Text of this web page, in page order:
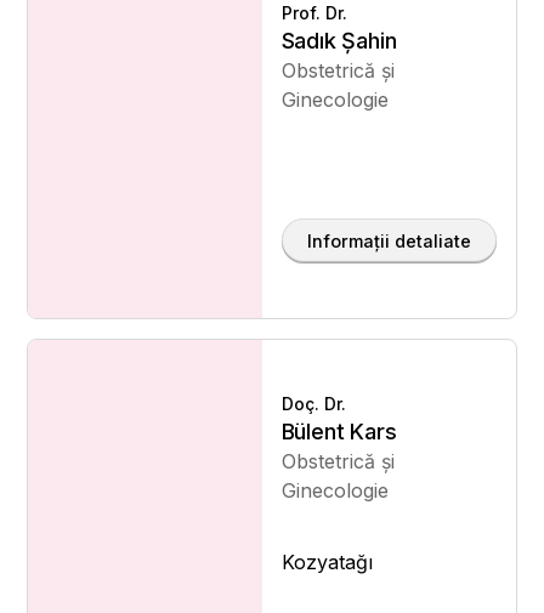
Prof. Dr.
Sadık Şahin
Obstetrică și
Ginecologie
Informații detaliate
Doç. Dr.
Bülent Kars
Obstetrică și
Ginecologie
Kozyatağı